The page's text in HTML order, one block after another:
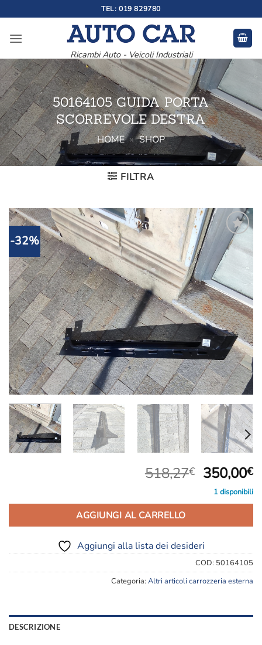
ai
contenuti
TEL: 019 829780
Ricambi Auto - Veicoli Industriali
50164105 GUIDA PORTA
SCORREVOLE DESTRA
HOME » SHOP
FILTRA
-32%
Aggiungi
alla lista
desideri
518,27€ Il
prezzo
originale
518,27€.
350,00€Il
1 disponibili
AGGIUNGI AL CARRELLO
Aggiungi alla lista dei desideri
COD: 50164105
Categoria: Altri articoli carrozzeria esterna
DESCRIZIONE